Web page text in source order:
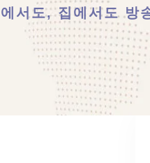
서도, 집에서도 방